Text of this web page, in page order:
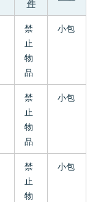
件
禁
止
物
品
小包
禁
止
物
品
小包
禁
止
物
小包